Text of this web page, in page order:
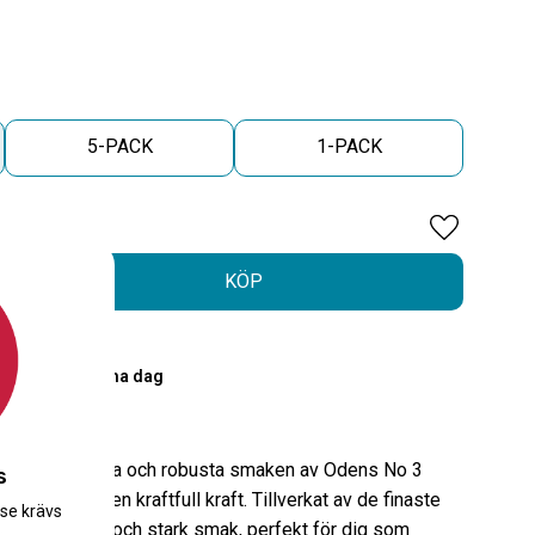
5-PACK 1-PACK
KÖP
Lägg till i
skickas samma dag
den djärva och robusta smaken av Odens No 3
som ger en kraftfull kraft. Tillverkat av de finaste
en distinkt och stark smak, perfekt för dig som
krävs